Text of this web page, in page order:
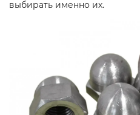
выбирать именно их.